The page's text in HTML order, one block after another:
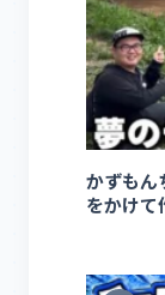
かずも
をかけて